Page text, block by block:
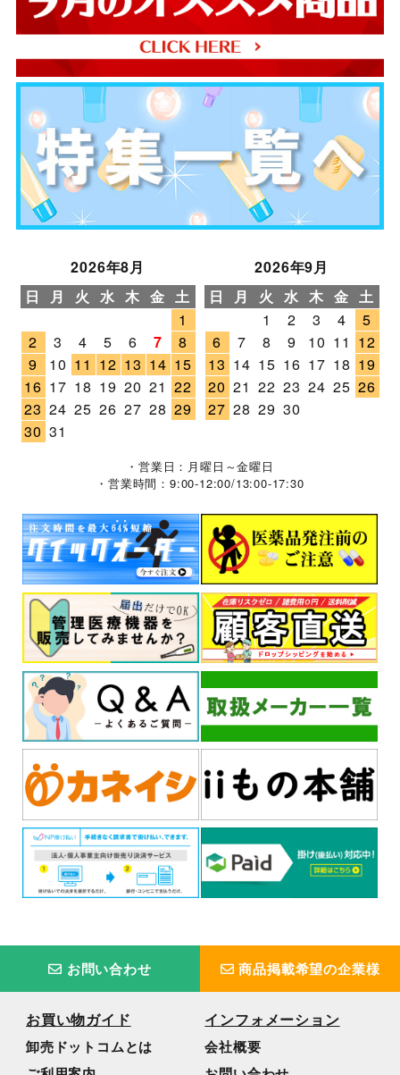
2026年8月
日
月 火 水 木 金 土
1
2
3 4 5 6 7
8
9
10 11 12 13 14 15
16 17 18 19 20 21 22
23 24 25 26 27 28 29
30 31
2026年9月
日
月 火 水 木 金 土
1
2 3 4
5
6
7 8 9 10 11 12
13 14 15 16 17 18 19
20 21 22 23 24 25 26
27 28 29 30
・営業日：月曜日～金曜日
・営業時間：9:00-12:00/13:00-17:30
お問い合わせ 商品掲載希望の企業様
お買い物ガイド
卸売ドットコムとは
インフォメーション
会社概要